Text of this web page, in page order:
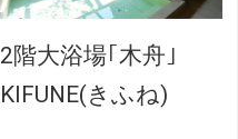
2階大浴場｢木舟｣
KIFUNE(きふね)